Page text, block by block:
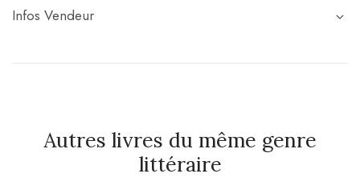
Infos Vendeur
Autres livres du même genre
littéraire